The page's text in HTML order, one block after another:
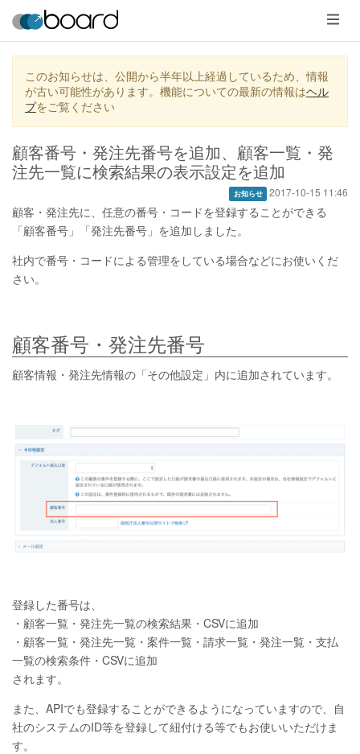
メ
ニ
ュ
ー
このお知らせは、公開から半年以上経過しているため、情報
が古い可能性があります。機能についての最新の情報はヘル
プをご覧ください
顧客番号・発注先番号を追加、顧客一覧・発
注先一覧に検索結果の表示設定を追加
お知らせ 2017-10-15 11:46
顧客・発注先に、任意の番号・コードを登録することができる
「顧客番号」「発注先番号」を追加しました。
社内で番号・コードによる管理をしている場合などにお使いくだ
さい。
顧客番号・発注先番号
顧客情報・発注先情報の「その他設定」内に追加されています。
登録した番号は、
・顧客一覧・発注先一覧の検索結果・CSVに追加
・顧客一覧・発注先一覧・案件一覧・請求一覧・発注一覧・支払
一覧の検索条件・CSVに追加
されます。
また、APIでも登録することができるようになっていますので、自
社のシステムのID等を登録して紐付ける等でもお使いいただけま
す。